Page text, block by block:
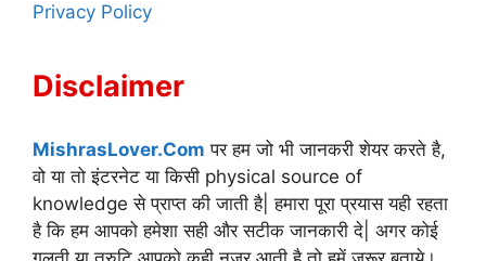
Privacy Policy
Disclaimer
MishrasLover.Com पर हम जो भी जानकरी शेयर करते है,
वो या तो इंटरनेट या किसी physical source of
knowledge से प्राप्त की जाती है| हमारा पूरा प्रयास यही रहता
है कि हम आपको हमेशा सही और सटीक जानकारी दे| अगर कोई